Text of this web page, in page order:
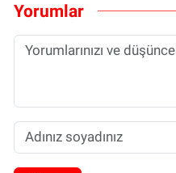
Yorumlar